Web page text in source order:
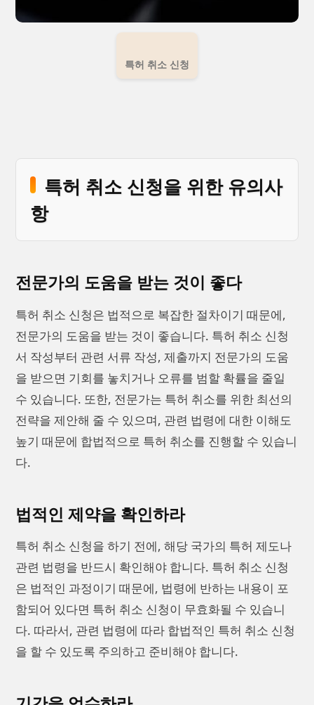
특허 취소 신청
특허 취소 신청을 위한 유의사
항
전문가의 도움을 받는 것이 좋다
특허 취소 신청은 법적으로 복잡한 절차이기 때문에,
전문가의 도움을 받는 것이 좋습니다. 특허 취소 신청
서 작성부터 관련 서류 작성, 제출까지 전문가의 도움
을 받으면 기회를 놓치거나 오류를 범할 확률을 줄일
수 있습니다. 또한, 전문가는 특허 취소를 위한 최선의
전략을 제안해 줄 수 있으며, 관련 법령에 대한 이해도
높기 때문에 합법적으로 특허 취소를 진행할 수 있습니
다.
법적인 제약을 확인하라
특허 취소 신청을 하기 전에, 해당 국가의 특허 제도나
관련 법령을 반드시 확인해야 합니다. 특허 취소 신청
은 법적인 과정이기 때문에, 법령에 반하는 내용이 포
함되어 있다면 특허 취소 신청이 무효화될 수 있습니
다. 따라서, 관련 법령에 따라 합법적인 특허 취소 신청
을 할 수 있도록 주의하고 준비해야 합니다.